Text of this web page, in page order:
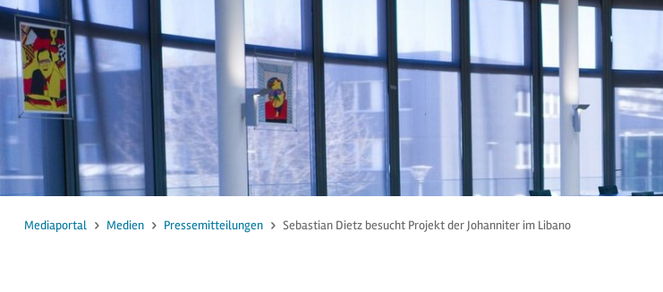
Mediaportal Medien Pressemitteilungen Sebastian Dietz besucht Projekt der Johanniter im Libano